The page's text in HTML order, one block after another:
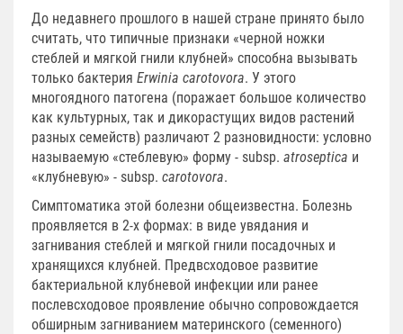
До недавнего прошлого в нашей стране принято было
считать, что типичные признаки «черной ножки
стеблей и мягкой гнили клубней» способна вызывать
только бактерия Erwinia carotovora. У этого
многоядного патогена (поражает большое количество
как культурных, так и дикорастущих видов растений
разных семейств) различают 2 разновидности: условно
называемую «стеблевую» форму - subsp. atroseptica и
«клубневую» - subsp. carotovora.
Симптоматика этой болезни общеизвестна. Болезнь
проявляется в 2-х формах: в виде увядания и
загнивания стеблей и мягкой гнили посадочных и
хранящихся клубней. Предвсходовое развитие
бактериальной клубневой инфекции или ранее
послевсходовое проявление обычно сопровождается
обширным загниванием материнского (семенного)